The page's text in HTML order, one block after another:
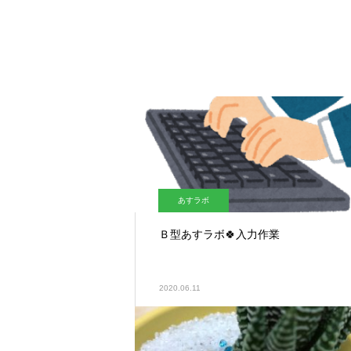
あすラボ
Ｂ型あすラボ🍀入力作業
2020.06.11